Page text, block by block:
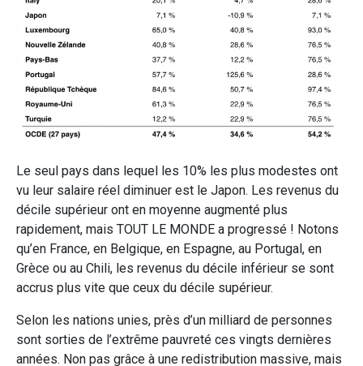
Le seul pays dans lequel les 10% les plus modestes ont
vu leur salaire réel diminuer est le Japon. Les revenus du
décile supérieur ont en moyenne augmenté plus
rapidement, mais TOUT LE MONDE a progressé ! Notons
qu’en France, en Belgique, en Espagne, au Portugal, en
Grèce ou au Chili, les revenus du décile inférieur se sont
accrus plus vite que ceux du décile supérieur.
Selon les nations unies, près d’un milliard de personnes
sont sorties de l’extrême pauvreté ces vingts dernières
années. Non pas grâce à une redistribution massive, mais